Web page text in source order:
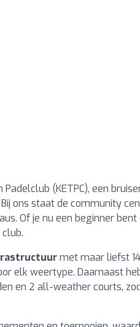
(KETPC), een
ons staat de community
Of je nu een beginner
met maar liefst
elk weertype. Daarnaast
en 2 all-weather courts,